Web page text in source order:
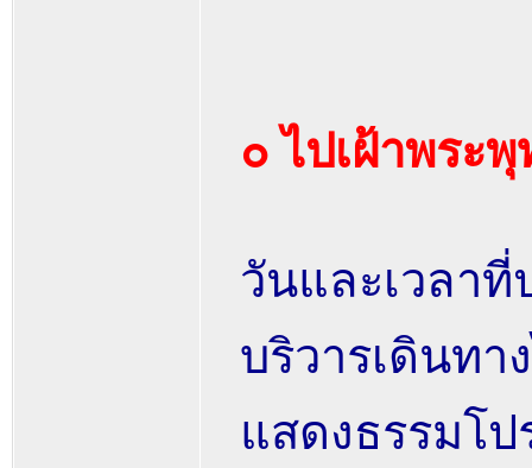
๐ ไปเฝ้าพระพุ
วันและเวลา
บริวารเดินทา
แสดงธรรมโ